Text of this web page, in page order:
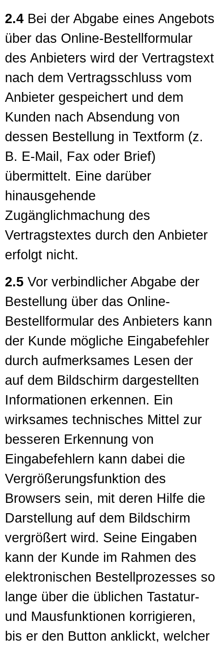
2.4 Bei der Abgabe eines Angebots
über das Online-Bestellformular
des Anbieters wird der Vertragstext
nach dem Vertragsschluss vom
Anbieter gespeichert und dem
Kunden nach Absendung von
dessen Bestellung in Textform (z.
B. E-Mail, Fax oder Brief)
übermittelt. Eine darüber
hinausgehende
Zugänglichmachung des
Vertragstextes durch den Anbieter
erfolgt nicht.
2.5 Vor verbindlicher Abgabe der
Bestellung über das Online-
Bestellformular des Anbieters kann
der Kunde mögliche Eingabefehler
durch aufmerksames Lesen der
auf dem Bildschirm dargestellten
Informationen erkennen. Ein
wirksames technisches Mittel zur
besseren Erkennung von
Eingabefehlern kann dabei die
Vergrößerungsfunktion des
Browsers sein, mit deren Hilfe die
Darstellung auf dem Bildschirm
vergrößert wird. Seine Eingaben
kann der Kunde im Rahmen des
elektronischen Bestellprozesses so
lange über die üblichen Tastatur-
und Mausfunktionen korrigieren,
bis er den Button anklickt, welcher